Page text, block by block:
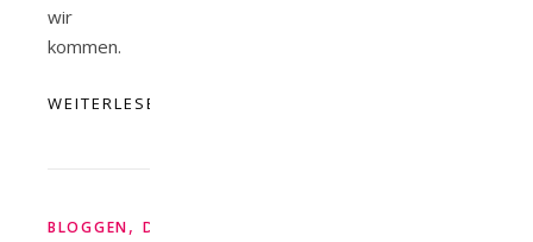
wir
kommen.
WEITERLESEN
BLOGGEN, DIES